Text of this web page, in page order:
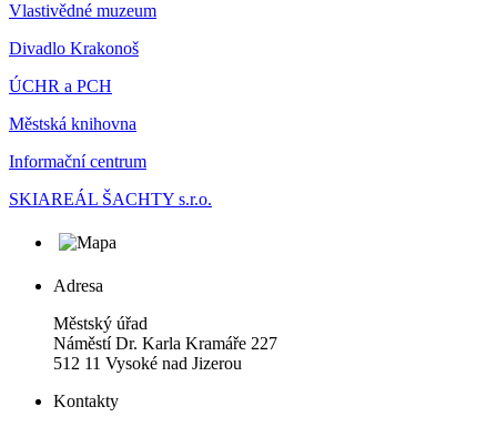
Vlastivědné muzeum
Divadlo Krakonoš
ÚCHR a PCH
Městská knihovna
Informační centrum
SKIAREÁL ŠACHTY s.r.o.
Adresa
Městský úřad
Náměstí Dr. Karla Kramáře 227
512 11 Vysoké nad Jizerou
Kontakty